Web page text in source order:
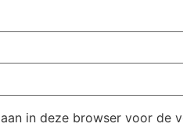
in deze browser voor de